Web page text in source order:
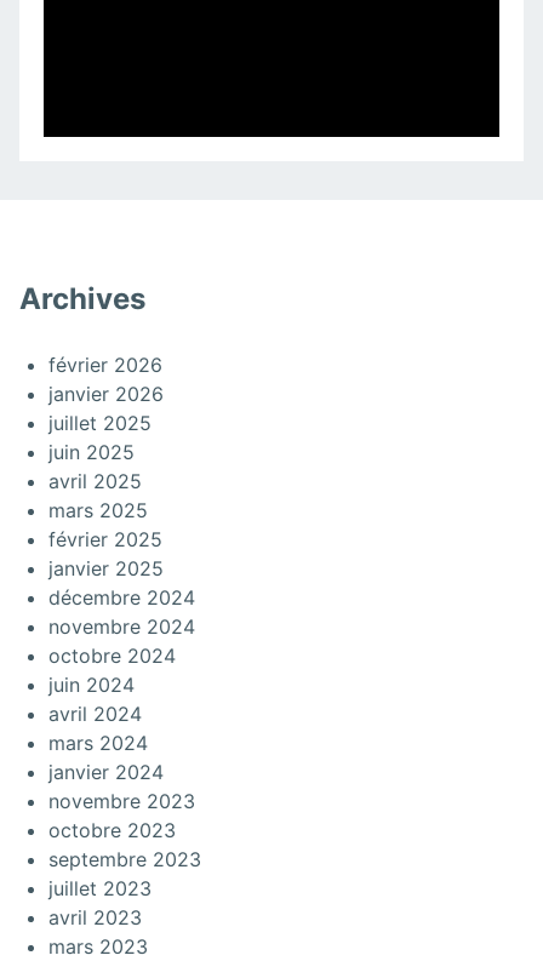
Archives
février 2026
janvier 2026
juillet 2025
juin 2025
avril 2025
mars 2025
février 2025
janvier 2025
décembre 2024
novembre 2024
octobre 2024
juin 2024
avril 2024
mars 2024
janvier 2024
novembre 2023
octobre 2023
septembre 2023
juillet 2023
avril 2023
mars 2023